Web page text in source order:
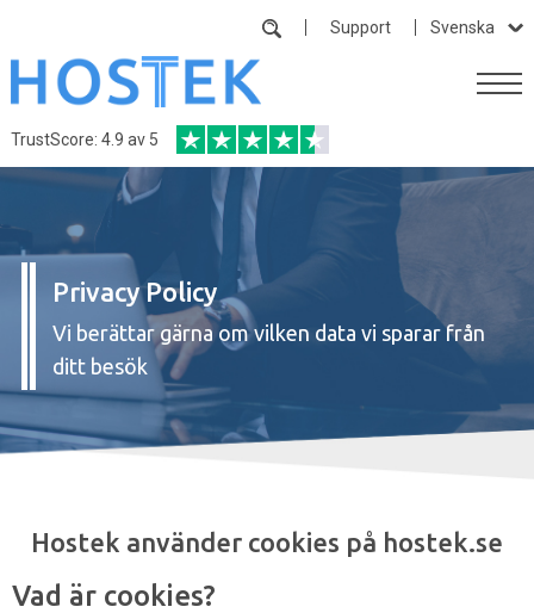
Support Svenska
TrustScore: 4.9 av 5
Privacy Policy
Vi berättar gärna om vilken data vi sparar från
ditt besök
Hostek använder cookies på hostek.se
Vad är cookies?